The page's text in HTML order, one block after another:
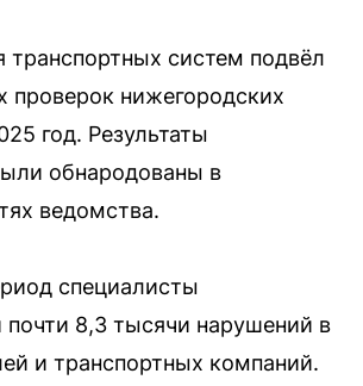
транспортных систем подвёл
проверок нижегородских
год. Результаты
обнародованы в
ведомства.
специалисты
почти 8,3 тысячи нарушений в
и транспортных компаний.